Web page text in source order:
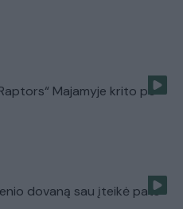
Majamyje krito po
dovaną sau įteikė pats